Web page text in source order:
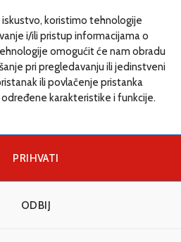
koristimo tehnologije
i/ili pristup informacijama o
omogućit će nam obradu
pri pregledavanju ili jedinstveni
ili povlačenje pristanka
karakteristike i funkcije.
PRIHVATI
ODBIJ